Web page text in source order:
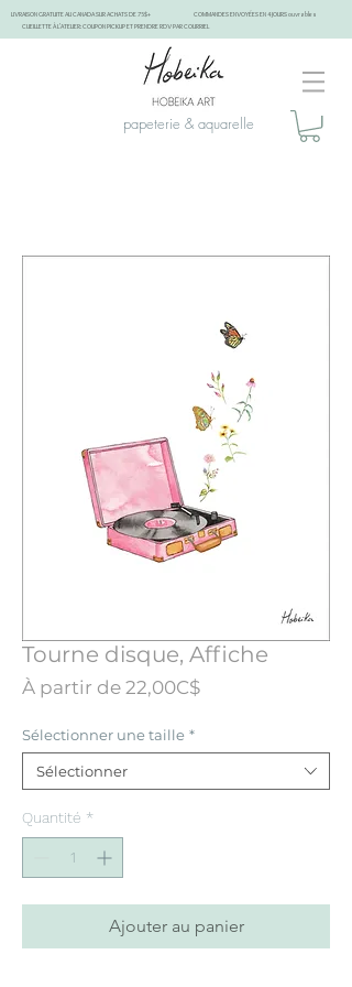
LIVRAISON GRATUITE AU CANADA SUR ACHATS DE 75$+
COMMANDES ENVOYÉES EN 4 JOURS ouvrables
CUEILLETTE À L'ATELIER: COUPON PICKUP ET PRENDRE RDV PAR COURRIEL
papeterie & aquarelle
Tourne disque, Affiche
À partir de 22,00C$Prix
Sélectionner une taille *
Sélectionner
Quantité *
Ajouter au panier